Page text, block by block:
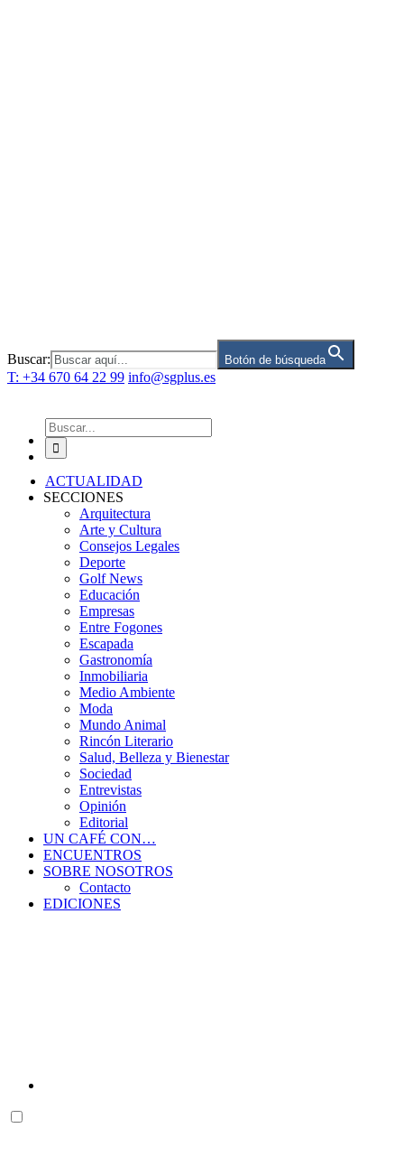
Buscar: Botón de búsqueda
T: +34 670 64 22 99 info@sgplus.es
Buscar:
ACTUALIDAD
SECCIONES
Arquitectura
Arte y Cultura
Consejos Legales
Deporte
Golf News
Educación
Empresas
Entre Fogones
Escapada
Gastronomía
Inmobiliaria
Medio Ambiente
Moda
Mundo Animal
Rincón Literario
Salud, Belleza y Bienestar
Sociedad
Entrevistas
Opinión
Editorial
UN CAFÉ CON…
ENCUENTROS
SOBRE NOSOTROS
Contacto
EDICIONES